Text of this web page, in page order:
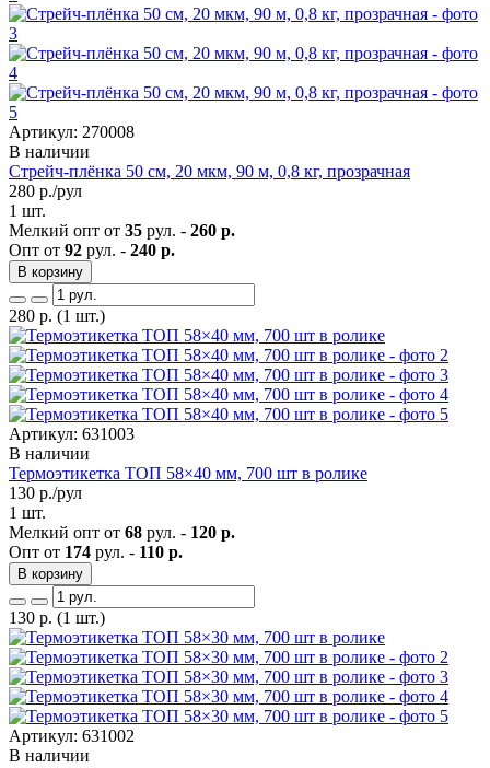
Артикул: 270008
В наличии
Стрейч-плёнка 50 см, 20 мкм, 90 м, 0,8 кг, прозрачная
280 р./рул
1 шт.
Мелкий опт от 35 рул. - 260 р.
Опт от 92 рул. - 240 р.
В корзину
280 р. (1 шт.)
Артикул: 631003
В наличии
Термоэтикетка ТОП 58×40 мм, 700 шт в ролике
130 р./рул
1 шт.
Мелкий опт от 68 рул. - 120 р.
Опт от 174 рул. - 110 р.
В корзину
130 р. (1 шт.)
Артикул: 631002
В наличии